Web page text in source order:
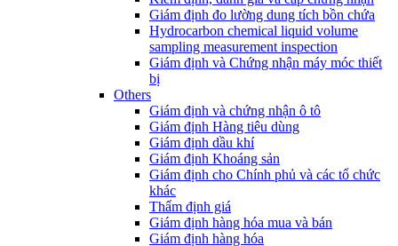
Giám định đo lường dung tích bồn chứa
Hydrocarbon chemical liquid volume
sampling measurement inspection
Giám định và Chứng nhận máy móc thiết
bị
Others
Giám định và chứng nhận ô tô
Giám định Hàng tiêu dùng
Giám định dầu khí
Giám định Khoáng sản
Giám định cho Chính phủ và các tổ chức
khác
Thẩm định giá
Giám định hàng hóa mua và bán
Giám định hàng hóa